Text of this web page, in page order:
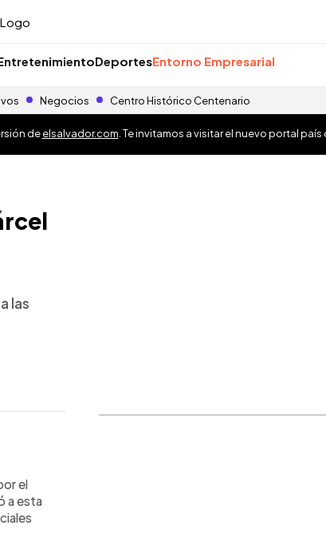
DeportesEntorno Empresarial
Negocios Centro Histórico Centenario
deelsalvador.com . Te invitamos a visitar el nuevo portal
las
el
a esta